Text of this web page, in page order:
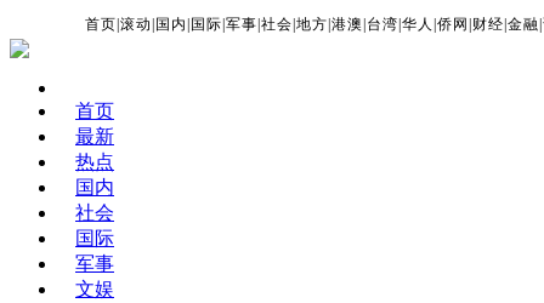
首页 |滚动 国内 国际 |军事 |社会 |地方 |港澳 台湾 |华人 |侨网 财经 |金融 |
首页
最新
热点
国内
社会
国际
军事
文娱